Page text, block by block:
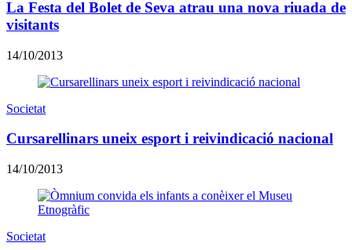
La Festa del Bolet de Seva atrau una nova riuada de
visitants
14/10/2013
Societat
Cursarellinars uneix esport i reivindicació nacional
14/10/2013
Societat